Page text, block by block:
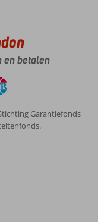
en betalen
Garantiefonds